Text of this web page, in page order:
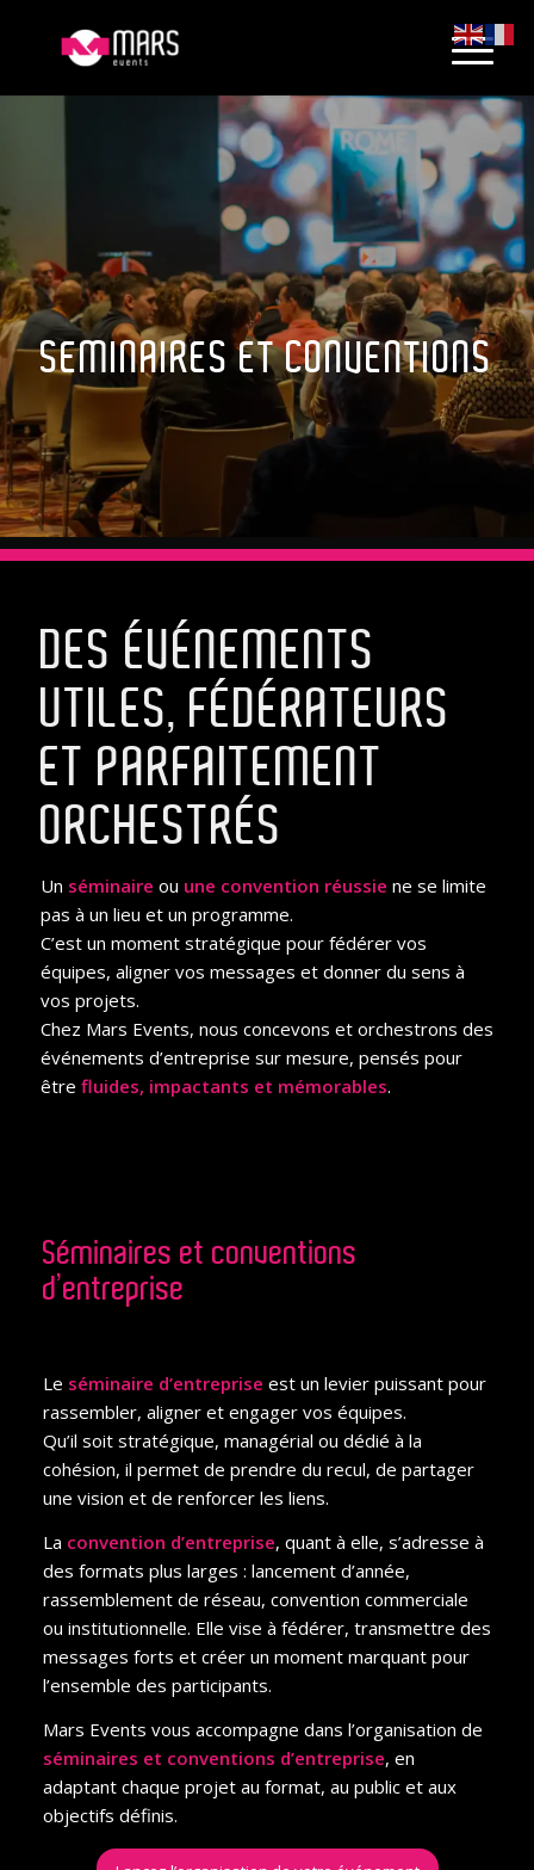
SEMINAIRES ET CONVENTIONS
DES ÉVÉNEMENTS
UTILES, FÉDÉRATEURS
ET PARFAITEMENT
ORCHESTRÉS
Un séminaire ou une convention réussie ne se limite
pas à un lieu et un programme.
C’est un moment stratégique pour fédérer vos
équipes, aligner vos messages et donner du sens à
vos projets.
Chez Mars Events, nous concevons et orchestrons des
événements d’entreprise sur mesure, pensés pour
être fluides, impactants et mémorables.
Séminaires et conventions
d’entreprise
Le séminaire d’entreprise est un levier puissant pour
rassembler, aligner et engager vos équipes.
Qu’il soit stratégique, managérial ou dédié à la
cohésion, il permet de prendre du recul, de partager
une vision et de renforcer les liens.
La convention d’entreprise, quant à elle, s’adresse à
des formats plus larges : lancement d’année,
rassemblement de réseau, convention commerciale
ou institutionnelle. Elle vise à fédérer, transmettre des
messages forts et créer un moment marquant pour
l’ensemble des participants.
Mars Events vous accompagne dans l’organisation de
séminaires et conventions d’entreprise, en
adaptant chaque projet au format, au public et aux
objectifs définis.